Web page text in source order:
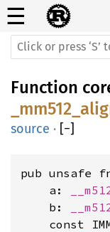
☰
Function
source · [−]
pub unsafe
    a:
    b:
const